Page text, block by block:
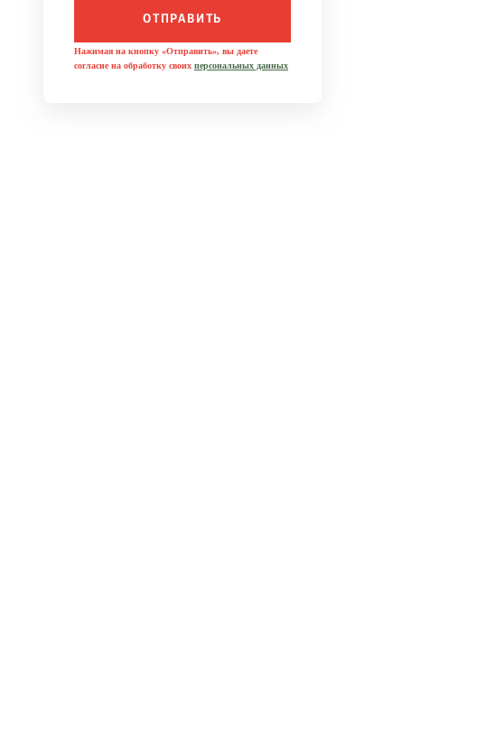
ОТПРАВИТЬ
Нажимая на кнопку «Отправить», вы даете
согласие на обработку своих персональных данных